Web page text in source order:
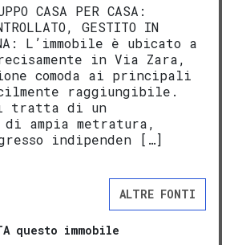
CASA PER CASA:
GESTITO IN
L’immobile è ubicato a
in Via Zara,
comoda ai principali
raggiungibile.
Si tratta di un
di ampia metratura,
indipenden […]
ALTRE FONTI
questo immobile